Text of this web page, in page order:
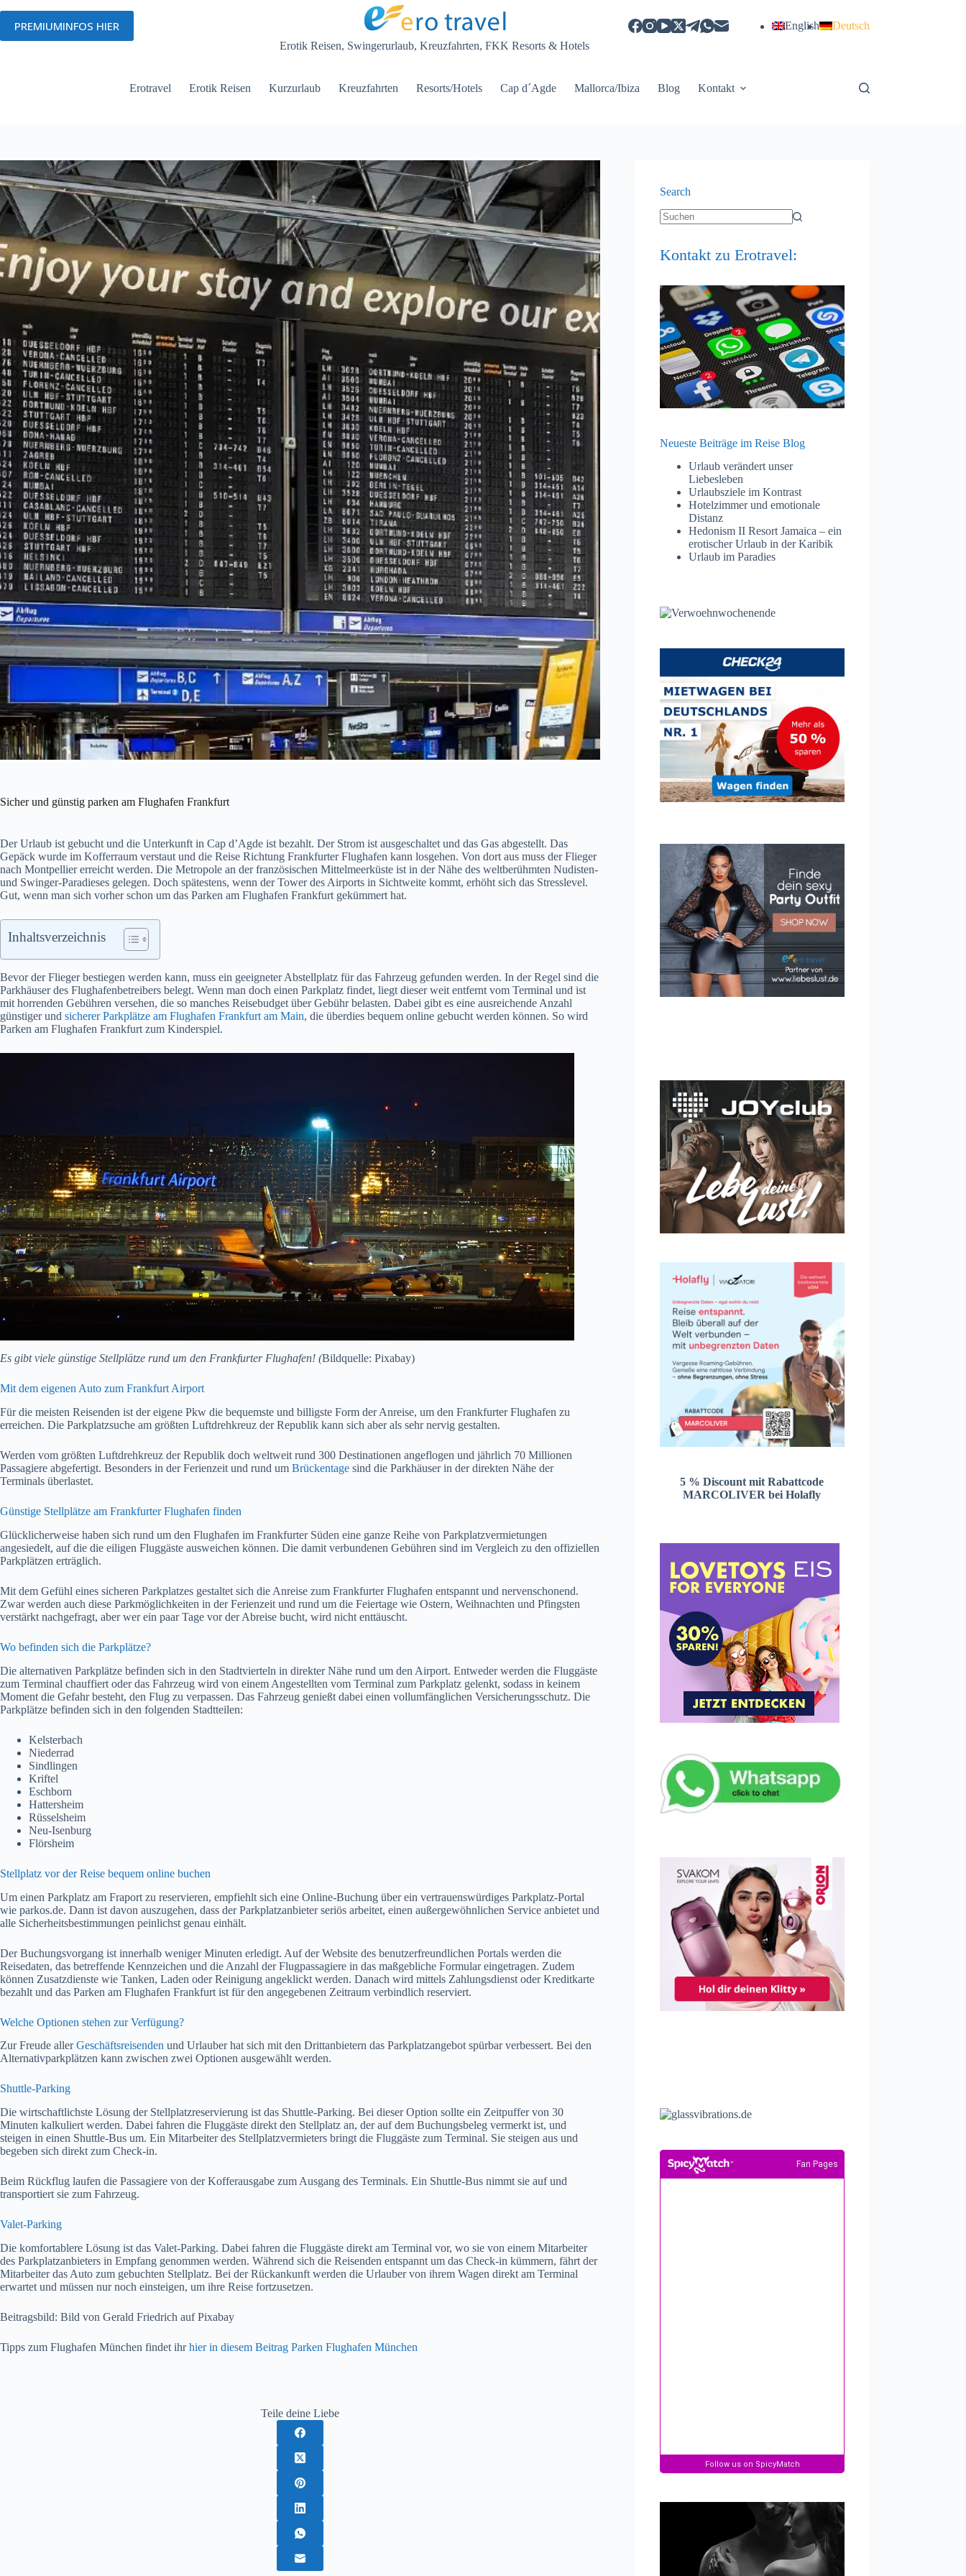
springen
PREMIUMINFOS HIER
Erotik Reisen, Swingerurlaub, Kreuzfahrten, FKK Resorts & Hotels
English Deutsch
Erotravel Erotik Reisen Kurzurlaub Kreuzfahrten Resorts/Hotels Cap d´Agde Mallorca/Ibiza Blog Kontakt
Sicher und günstig parken am Flughafen Frankfurt
Der Urlaub ist gebucht und die Unterkunft in Cap d’Agde ist bezahlt. Der Strom ist ausgeschaltet und das Gas abgestellt. Das
Gepäck wurde im Kofferraum verstaut und die Reise Richtung Frankfurter Flughafen kann losgehen. Von dort aus muss der Flieger
nach Montpellier erreicht werden. Die Metropole an der französischen Mittelmeerküste ist in der Nähe des weltberühmten Nudisten-
und Swinger-Paradieses gelegen. Doch spätestens, wenn der Tower des Airports in Sichtweite kommt, erhöht sich das Stresslevel.
Gut, wenn man sich vorher schon um das Parken am Flughafen Frankfurt gekümmert hat.
Inhaltsverzeichnis
Bevor der Flieger bestiegen werden kann, muss ein geeigneter Abstellplatz für das Fahrzeug gefunden werden. In der Regel sind die
Parkhäuser des Flughafenbetreibers belegt. Wenn man doch einen Parkplatz findet, liegt dieser weit entfernt vom Terminal und ist
mit horrenden Gebühren versehen, die so manches Reisebudget über Gebühr belasten. Dabei gibt es eine ausreichende Anzahl
günstiger und sicherer Parkplätze am Flughafen Frankfurt am Main, die überdies bequem online gebucht werden können. So wird
Parken am Flughafen Frankfurt zum Kinderspiel.
Es gibt viele günstige Stellplätze rund um den Frankfurter Flughafen! (Bildquelle: Pixabay)
Mit dem eigenen Auto zum Frankfurt Airport
Für die meisten Reisenden ist der eigene Pkw die bequemste und billigste Form der Anreise, um den Frankfurter Flughafen zu
erreichen. Die Parkplatzsuche am größten Luftdrehkreuz der Republik kann sich aber als sehr nervig gestalten.
Werden vom größten Luftdrehkreuz der Republik doch weltweit rund 300 Destinationen angeflogen und jährlich 70 Millionen
Passagiere abgefertigt. Besonders in der Ferienzeit und rund um Brückentage sind die Parkhäuser in der direkten Nähe der
Terminals überlastet.
Günstige Stellplätze am Frankfurter Flughafen finden
Glücklicherweise haben sich rund um den Flughafen im Frankfurter Süden eine ganze Reihe von Parkplatzvermietungen
angesiedelt, auf die die eiligen Fluggäste ausweichen können. Die damit verbundenen Gebühren sind im Vergleich zu den offiziellen
Parkplätzen erträglich.
Mit dem Gefühl eines sicheren Parkplatzes gestaltet sich die Anreise zum Frankfurter Flughafen entspannt und nervenschonend.
Zwar werden auch diese Parkmöglichkeiten in der Ferienzeit und rund um die Feiertage wie Ostern, Weihnachten und Pfingsten
verstärkt nachgefragt, aber wer ein paar Tage vor der Abreise bucht, wird nicht enttäuscht.
Wo befinden sich die Parkplätze?
Die alternativen Parkplätze befinden sich in den Stadtvierteln in direkter Nähe rund um den Airport. Entweder werden die Fluggäste
zum Terminal chauffiert oder das Fahrzeug wird von einem Angestellten vom Terminal zum Parkplatz gelenkt, sodass in keinem
Moment die Gefahr besteht, den Flug zu verpassen. Das Fahrzeug genießt dabei einen vollumfänglichen Versicherungsschutz. Die
Parkplätze befinden sich in den folgenden Stadtteilen:
Kelsterbach
Niederrad
Sindlingen
Kriftel
Eschborn
Hattersheim
Rüsselsheim
Neu-Isenburg
Flörsheim
Stellplatz vor der Reise bequem online buchen
Um einen Parkplatz am Fraport zu reservieren, empfiehlt sich eine Online-Buchung über ein vertrauenswürdiges Parkplatz-Portal
wie parkos.de. Dann ist davon auszugehen, dass der Parkplatzanbieter seriös arbeitet, einen außergewöhnlichen Service anbietet und
alle Sicherheitsbestimmungen peinlichst genau einhält.
Der Buchungsvorgang ist innerhalb weniger Minuten erledigt. Auf der Website des benutzerfreundlichen Portals werden die
Reisedaten, das betreffende Kennzeichen und die Anzahl der Flugpassagiere in das maßgebliche Formular eingetragen. Zudem
können Zusatzdienste wie Tanken, Laden oder Reinigung angeklickt werden. Danach wird mittels Zahlungsdienst oder Kreditkarte
bezahlt und das Parken am Flughafen Frankfurt ist für den angegebenen Zeitraum verbindlich reserviert.
Welche Optionen stehen zur Verfügung?
Zur Freude allerGeschäftsreisenden und Urlauber hat sich mit den Drittanbietern das Parkplatzangebot spürbar verbessert. Bei den
Alternativparkplätzen kann zwischen zwei Optionen ausgewählt werden.
Shuttle-Parking
Die wirtschaftlichste Lösung der Stellplatzreservierung ist das Shuttle-Parking. Bei dieser Option sollte ein Zeitpuffer von 30
Minuten kalkuliert werden. Dabei fahren die Fluggäste direkt den Stellplatz an, der auf dem Buchungsbeleg vermerkt ist, und
steigen in einen Shuttle-Bus um. Ein Mitarbeiter des Stellplatzvermieters bringt die Fluggäste zum Terminal. Sie steigen aus und
begeben sich direkt zum Check-in.
Beim Rückflug laufen die Passagiere von der Kofferausgabe zum Ausgang des Terminals. Ein Shuttle-Bus nimmt sie auf und
transportiert sie zum Fahrzeug.
Valet-Parking
Die komfortablere Lösung ist das Valet-Parking. Dabei fahren die Fluggäste direkt am Terminal vor, wo sie von einem Mitarbeiter
des Parkplatzanbieters in Empfang genommen werden. Während sich die Reisenden entspannt um das Check-in kümmern, fährt der
Mitarbeiter das Auto zum gebuchten Stellplatz. Bei der Rückankunft werden die Urlauber von ihrem Wagen direkt am Terminal
erwartet und müssen nur noch einsteigen, um ihre Reise fortzusetzen.
Beitragsbild: Bild von Gerald Friedrich auf Pixabay
Tipps zum Flughafen München findet ihrhier in diesem Beitrag Parken Flughafen München
Teile deine Liebe
Search
Kontakt zu Erotravel:
Neueste Beiträge im Reise Blog
Urlaub verändert unser
Liebesleben
Urlaubsziele im Kontrast
Hotelzimmer und emotionale
Distanz
Hedonism II Resort Jamaica – ein
erotischer Urlaub in der Karibik
Urlaub im Paradies
5 % Discount mit Rabattcode
MARCOLIVER bei Holafly